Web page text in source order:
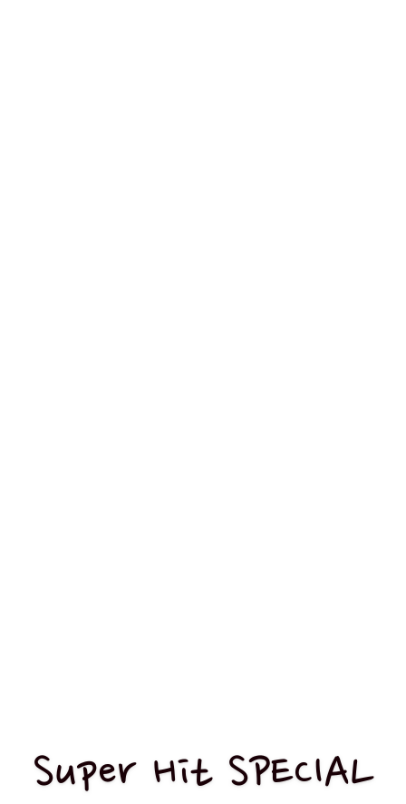
Super Hit SPECIAL